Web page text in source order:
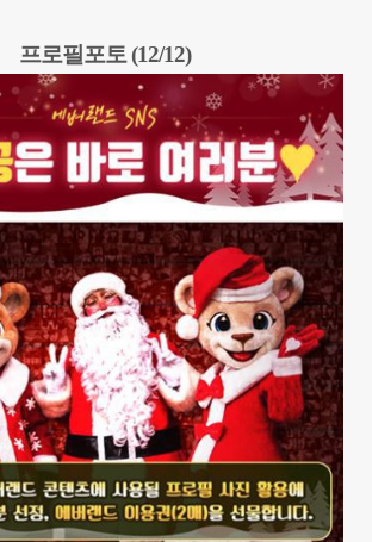
프로필포토 (12/12)